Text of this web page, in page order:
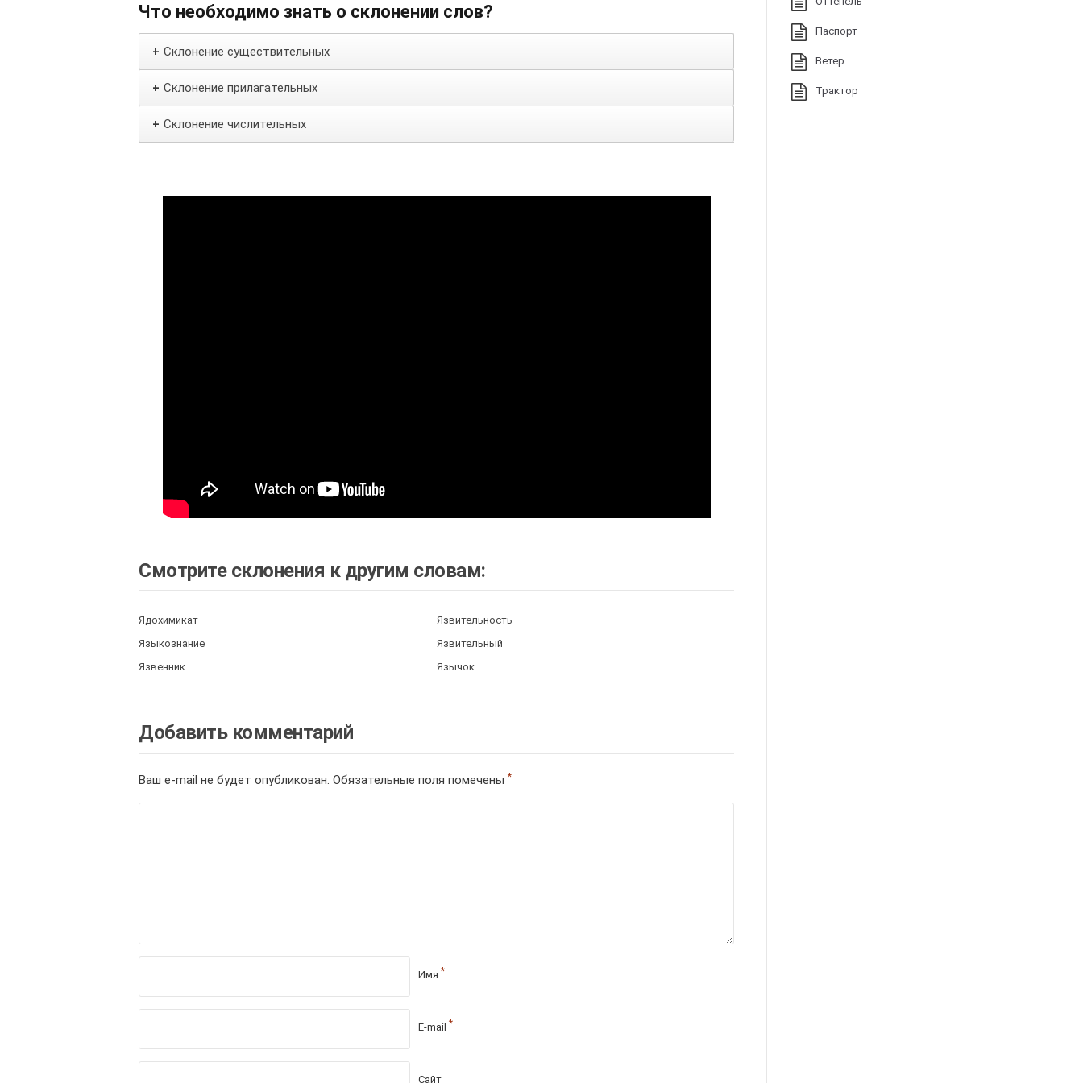
Что необходимо знать о склонении слов?
+ Склонение существительных
+ Склонение прилагательных
+ Склонение числительных
Смотрите склонения к другим словам:
Ядохимикат
Язвительность
Языкознание
Язвительный
Язвенник
Язычок
Добавить комментарий
Ваш e-mail не будет опубликован. Обязательные поля помечены *
Имя *
E-mail *
Сайт
Паспорт
Ветер
Трактор